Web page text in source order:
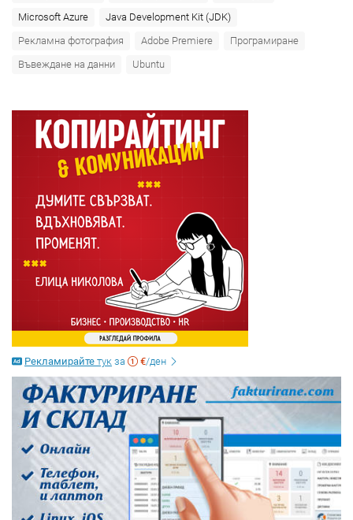
Microsoft Azure‎
Java Development Kit (JDK)
Рекламна фотография
Adobe Premiere
Програмиране
Въвеждане на данни
Ubuntu
Рекламирайте тук за €/ден